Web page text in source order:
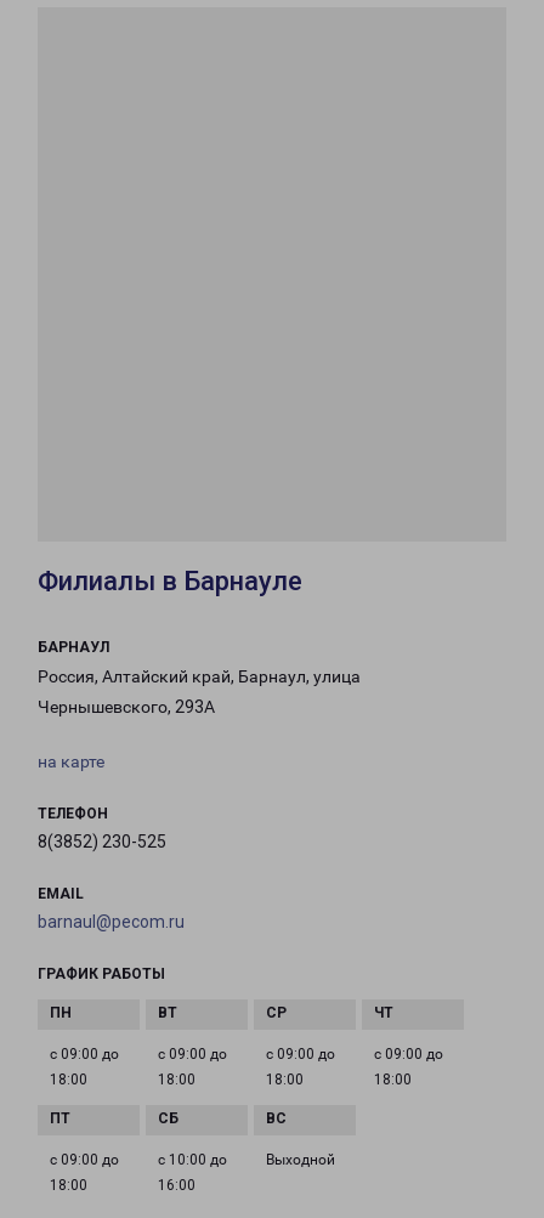
Филиалы в Барнауле
БАРНАУЛ
Россия, Алтайский край, Барнаул, улица
Чернышевского, 293А
на карте
ТЕЛЕФОН
8(3852) 230-525
EMAIL
barnaul@pecom.ru
ГРАФИК РАБОТЫ
с 09:00 до
18:00
с 09:00 до
18:00
с 09:00 до
18:00
с 09:00 до
18:00
с 09:00 до
18:00
с 10:00 до
16:00
Выходной